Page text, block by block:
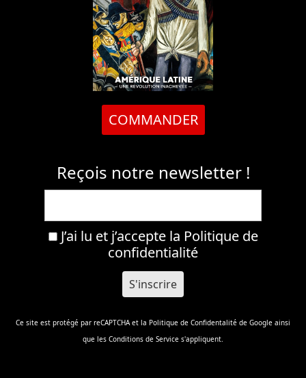
COMMANDER
Reçois notre newsletter !
J’ai lu et j’accepte la Politique de
confidentialité
Ce site est protégé par reCAPTCHA et la Politique de Confidentalité de Google ainsi
que les Conditions de Service s'appliquent.